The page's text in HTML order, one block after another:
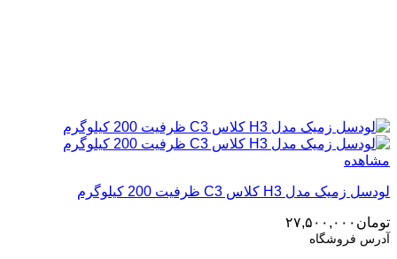
مشاهده
لودسل زمیک مدل H3 کلاس C3 ظرفیت 200 کیلوگرم
تومان ۲۷,۵۰۰,۰۰۰
آدرس فروشگاه